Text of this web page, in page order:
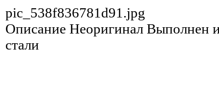
pic_538f836781d91.jpg
Описание Неоригинал Выполнен
стали